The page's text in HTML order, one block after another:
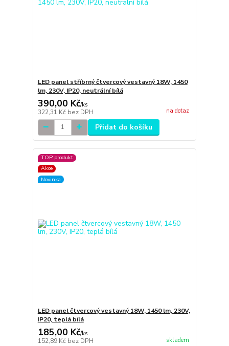
LED panel stříbrný čtvercový vestavný 18W, 1450
lm, 230V, IP20, neutrální bílá
390,00 Kč/ks
322,31 Kč bez DPH na dotaz
Přidat do košíku
TOP produkt
Akce
Novinka
LED panel čtvercový vestavný 18W, 1450 lm, 230V,
IP20, teplá bílá
185,00 Kč/ks
152,89 Kč bez DPH skladem